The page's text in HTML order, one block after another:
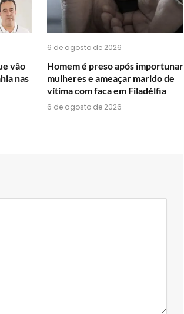
vão
nas
6 de agosto de 2026
Homem é preso após importunar
mulheres e ameaçar marido de
vítima com faca em Filadélfia
6 de agosto de 2026